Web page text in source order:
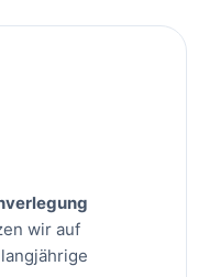
wir auf